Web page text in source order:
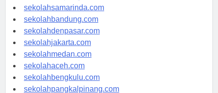
sekolahlampung.com
sekolahsamarinda.com
sekolahbandung.com
sekolahdenpasar.com
sekolahjakarta.com
sekolahmedan.com
sekolahaceh.com
sekolahbengkulu.com